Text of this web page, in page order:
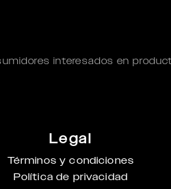
interesados en
Legal
Términos y condiciones
Política de privacidad